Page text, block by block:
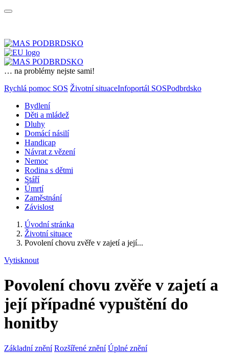
… na problémy nejste sami!
Rychlá pomoc SOS Životní situaceInfoportál SOSPodbrdsko
Bydlení
Děti a mládež
Dluhy
Domácí násilí
Handicap
Návrat z vězení
Nemoc
Rodina s dětmi
Stáří
Úmrtí
Zaměstnání
Závislost
Úvodní stránka
Životní situace
Povolení chovu zvěře v zajetí a její...
Vytisknout
Povolení chovu zvěře v zajetí a
její případné vypuštění do
honitby
Základní znění Rozšířené znění Úplné znění